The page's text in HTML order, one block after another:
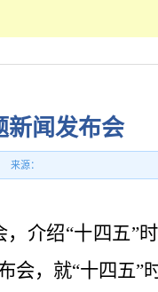
新闻发布会
来源：
介绍“十四五”
会，就“十四五”